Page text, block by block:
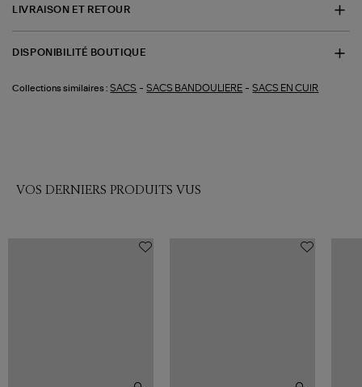
LIVRAISON ET RETOUR
DISPONIBILITÉ BOUTIQUE
Collections similaires : SACS -SACS BANDOULIERE -SACS EN CUIR
VOS DERNIERS PRODUITS VUS